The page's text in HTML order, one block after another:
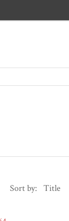
Sort by: Title